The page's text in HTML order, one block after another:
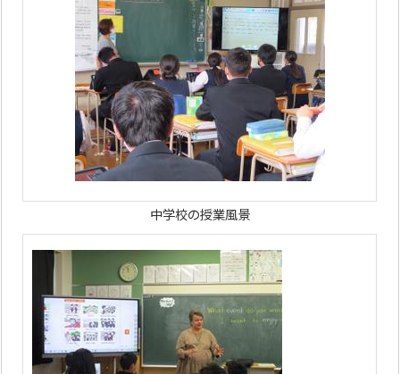
中学校の授業風景